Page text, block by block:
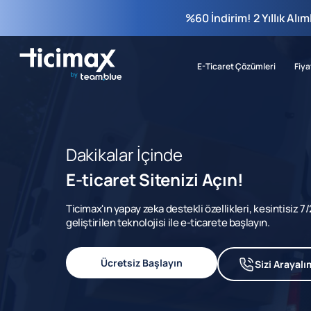
%60 İndirim! 2 Yıllık
E-Ticaret Çözümleri
Dakikalar İçinde
E-ticaret Sitenizi Açın!
Ticimax'ın yapay zeka destekli özellikleri, kesintisiz
geliştirilen teknolojisi ile e-ticarete başlayın.
Ücretsiz Başlayın Sizi